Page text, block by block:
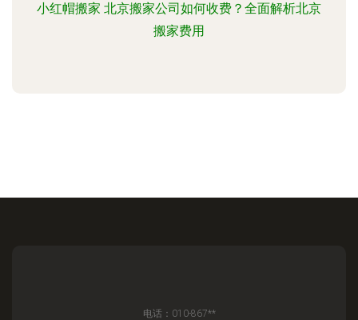
小红帽搬家 北京搬家公司如何收费？全面解析北京
搬家费用
电话：010-867**